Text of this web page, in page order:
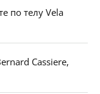
по телу Vela
Cassiere,